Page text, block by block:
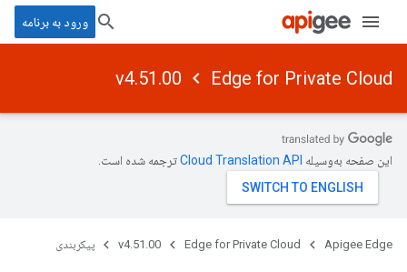
ورود به برنامه
Edge for Private Cloud
v4.51.00
این صفحه به‌وسیله ترجمه شده است.
Apigee Edge
Edge for Private Cloud
v4.51.00 پیکربندی